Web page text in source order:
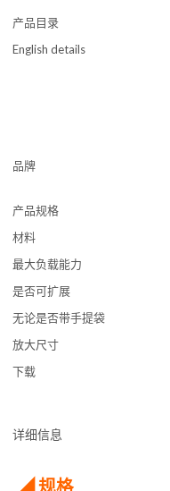
产品目录
English details
品牌
产品规格
材料
最大负载能力
是否可扩展
无论是否带手提袋
放大尺寸
下载
详细信息
◢ 规格